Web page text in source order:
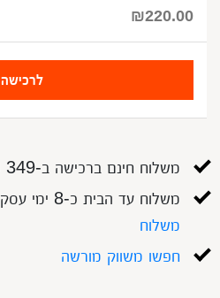
₪220.00
לרכישה
משלוח חינם ברכישה ב-349 ₪ ומעלה
משלוח עד הבית כ-8 ימי עסקים, למעט
משלוח
חפשו משווק מורשה